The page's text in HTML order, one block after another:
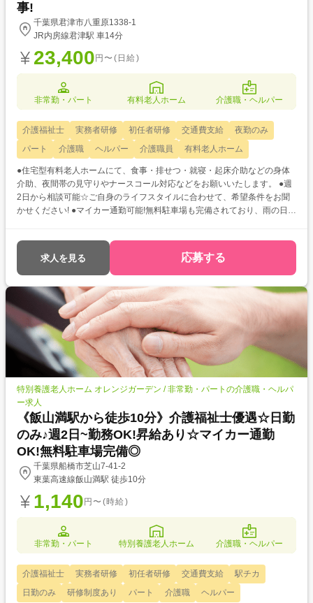
事!
千葉県君津市八重原1338-1
JR内房線君津駅 車14分
23,400 円〜(日給)
非常勤・パート 有料老人ホーム 介護職・ヘルパー
介護福祉士 実務者研修 初任者研修 交通費支給
夜勤のみ
パート
介護職 ヘルパー 介護職員 有料老人ホーム
●住宅型有料老人ホームにて、食事・排せつ・就寝・起床介助などの身体
介助、夜間帯の見守りやナースコール対応などをお願いいたします。 ●週
2日から相談可能☆ご自身のライフスタイルに合わせて、希望条件をお聞
かせください! ●マイカー通勤可能!無料駐車場も完備されており、雨の日で
求人を見る 応募する
特別養護老人ホーム オレンジガーデン / 非常勤・パートの介護職・ヘルパ
ー求人
《飯山満駅から徒歩10分》介護福祉士優遇☆日勤
のみ♪週2日~勤務OK!昇給あり☆マイカー通勤
OK!無料駐車場完備◎
千葉県船橋市芝山7-41-2
東葉高速線飯山満駅 徒歩10分
1,140 円〜(時給)
非常勤・パート 特別養護老人ホーム 介護職・ヘルパー
介護福祉士 実務者研修 初任者研修 交通費支給
駅チカ
日勤のみ
研修制度あり パート 介護職 ヘルパー